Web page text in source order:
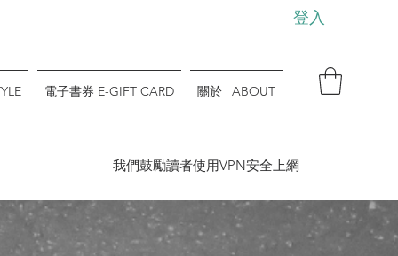
登入
電子書券 E-GIFT CARD 關於 | ABOUT
​我們鼓勵讀者使用VPN安全上網